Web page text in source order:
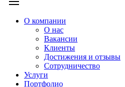
О компании
О нас
Вакансии
Клиенты
Достижения и отзывы
Сотрудничество
Услуги
Портфолио